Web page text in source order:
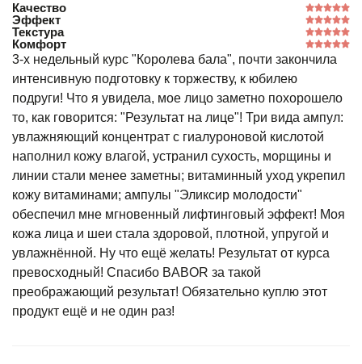
Качество
Эффект
Текстура
Комфорт
3-х недельный курс "Королева бала", почти закончила
интенсивную подготовку к торжеству, к юбилею
подруги! Что я увидела, мое лицо заметно похорошело
то, как говорится: "Результат на лице"! Три вида ампул:
увлажняющий концентрат с гиалуроновой кислотой
наполнил кожу влагой, устранил сухость, морщины и
линии стали менее заметны; витаминный уход укрепил
кожу витаминами; ампулы "Эликсир молодости"
обеспечил мне мгновенный лифтинговый эффект! Моя
кожа лица и шеи стала здоровой, плотной, упругой и
увлажнённой. Ну что ещё желать! Результат от курса
превосходный! Спасибо BABOR за такой
преображающий результат! Обязательно куплю этот
продукт ещё и не один раз!